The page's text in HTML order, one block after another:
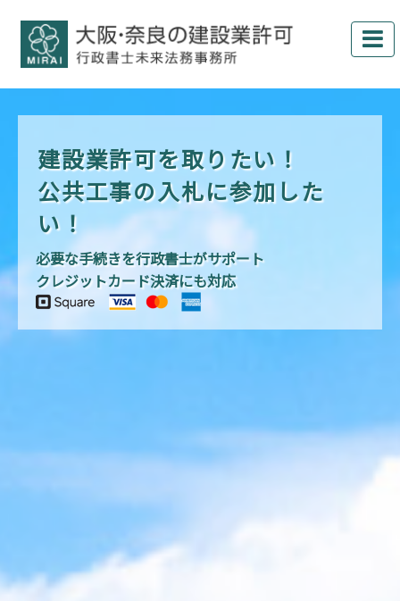
建設業許可を取りたい！
公共工事の入札に参加した
い！
必要な手続きを行政書士がサポート
クレジットカード決済にも対応